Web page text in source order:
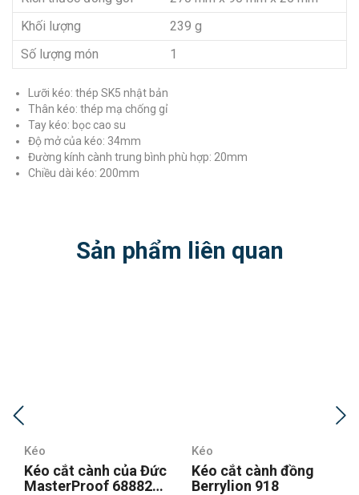
Khối lượng
239 g
Số lượng món
1
Lưỡi kéo: thép SK5 nhật bản
Thân kéo: thép mạ chống gỉ
Tay kéo: bọc cao su
Độ mở của kéo: 34mm
Đường kính cành trung bình phù hợp: 20mm
Chiều dài kéo: 200mm
Sản phẩm liên quan
Kéo
Kéo cắt cành đồng
Berrylion 918
Kéo
Kéo cắt cành Sada
Trung Quốc